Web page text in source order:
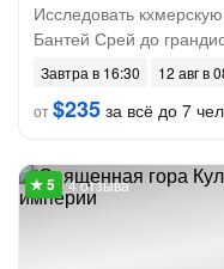
Исследовать
Бантей Срей до
Завтра в 16:30
12 авг в
от$235 за всё до 7
4 отзыва